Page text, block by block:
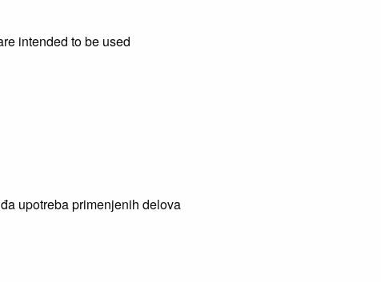
intended to be used
upotreba primenjenih delova